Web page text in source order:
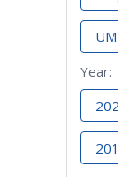
Year: